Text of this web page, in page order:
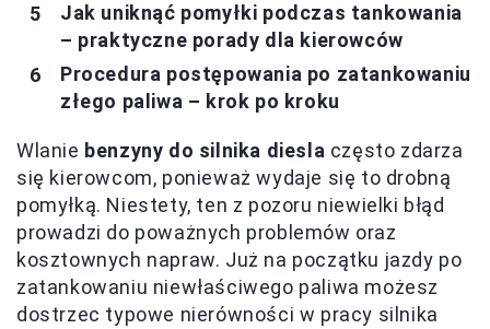
Jak uniknąć pomyłki podczas tankowania
– praktyczne porady dla kierowców
Procedura postępowania po zatankowaniu
złego paliwa – krok po kroku
Wlanie benzyny do silnika diesla często zdarza
się kierowcom, ponieważ wydaje się to drobną
pomyłką. Niestety, ten z pozoru niewielki błąd
prowadzi do poważnych problemów oraz
kosztownych napraw. Już na początku jazdy po
zatankowaniu niewłaściwego paliwa możesz
dostrzec typowe nierówności w pracy silnika